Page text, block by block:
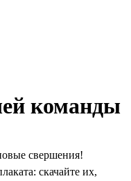
команды
свершения!
скачайте их,